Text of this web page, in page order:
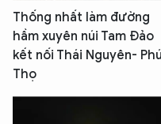
Thống nhất làm đường
hầm xuyên núi Tam Đảo
kết nối Thái Nguyên- Phú
Thọ